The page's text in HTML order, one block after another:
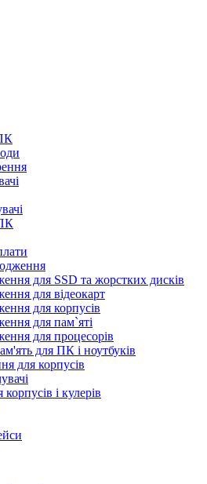
для SSD та жорстких дисків
для відеокарт
для корпусів
для пам`яті
для процесорів
для ПК і ноутбуків
для корпусів
і кулерів